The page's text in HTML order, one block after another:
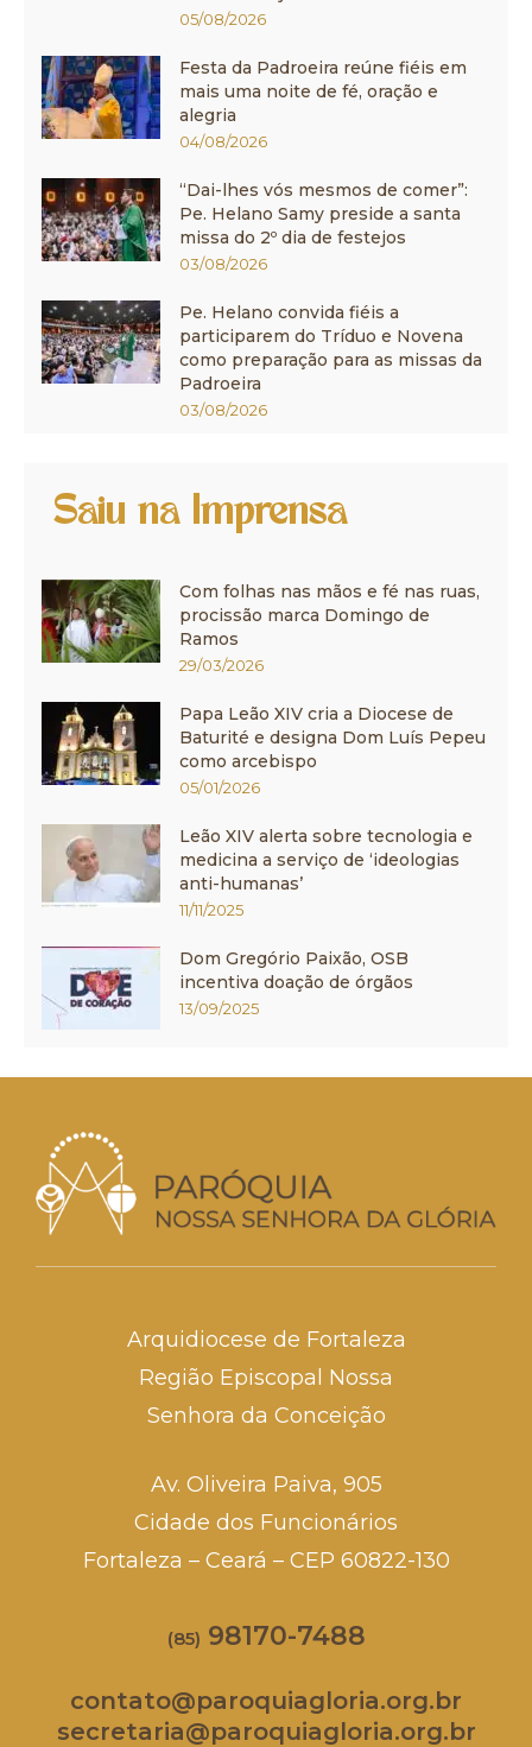
05/08/2026
Festa da Padroeira reúne fiéis em
mais uma noite de fé, oração e
alegria
04/08/2026
“Dai-lhes vós mesmos de comer”:
Pe. Helano Samy preside a santa
missa do 2º dia de festejos
03/08/2026
Pe. Helano convida fiéis a
participarem do Tríduo e Novena
como preparação para as missas da
Padroeira
03/08/2026
Saiu na Imprensa
Com folhas nas mãos e fé nas ruas,
procissão marca Domingo de
Ramos
29/03/2026
Papa Leão XIV cria a Diocese de
Baturité e designa Dom Luís Pepeu
como arcebispo
05/01/2026
Leão XIV alerta sobre tecnologia e
medicina a serviço de ‘ideologias
anti-humanas’
11/11/2025
Dom Gregório Paixão, OSB
incentiva doação de órgãos
13/09/2025
Arquidiocese de Fortaleza
Região Episcopal Nossa
Senhora da Conceição
Av. Oliveira Paiva, 905
Cidade dos Funcionários
Fortaleza – Ceará – CEP 60822-130
(85) 98170-7488
contato@paroquiagloria.org.br
secretaria@paroquiagloria.org.br